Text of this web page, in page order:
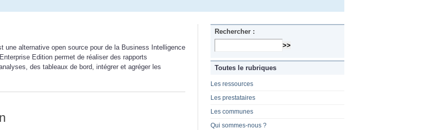
une alternative open source pour de la Business Intelligence
Edition permet de réaliser des rapports
des tableaux de bord, intégrer et agréger les
Rechercher :
Toutes le rubriques
Les ressources
Les prestataires
Les communes
Qui sommes-nous ?